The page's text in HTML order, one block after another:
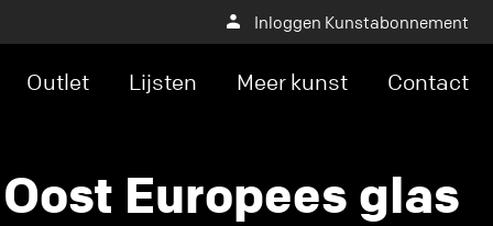
Inloggen Kunstabonnement
Outlet Lijsten Meer kunst Contact
Europees glas